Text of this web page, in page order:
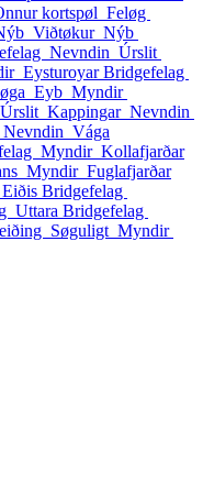
kortspøl Feløg
Viðtøkur_Nýb
Nevndin Úrslit
Eysturoyar Bridgefelag
Myndir
Úrslit Kappingar Nevndin
Nevndin Vága
Myndir Kollafjarðar
Myndir Fuglafjarðar
Eiðis Bridgefelag
Uttara Bridgefelag
Søguligt Myndir